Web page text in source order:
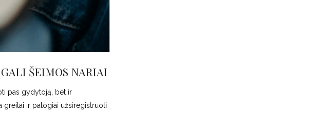
ŠEIMOS NARIAI
pas gydytoją, bet ir
greitai ir patogiai užsiregistruoti